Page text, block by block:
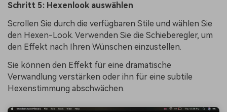
Schritt 5: Hexenlook auswählen
Scrollen Sie durch die verfügbaren Stile und wählen Sie
den Hexen-Look. Verwenden Sie die Schieberegler, um
den Effekt nach Ihren Wünschen einzustellen.
Sie können den Effekt für eine dramatische
Verwandlung verstärken oder ihn für eine subtile
Hexenstimmung abschwächen.